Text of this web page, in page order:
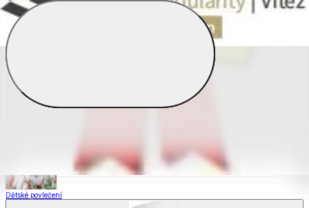
Saténové povlečení
Povlečení s fototiskem
Dětské povlečení